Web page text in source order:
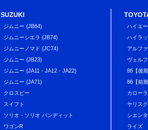
SUZUKI
ジムニー (JB64)
ジムニーシエラ (JB74)
ジムニーノマド (JC74)
ジムニー (JB23)
ジムニー (JA11・JA12・JA22)
ジムニー (JA71)
クロスビー
スイフト
ソリオ・ソリオ バンディット
ワゴンR
ハイエ
ハイラ
アルフ
ヴェル
86【後
86【前
カロー
ヤリス
シエンタ
ライズ